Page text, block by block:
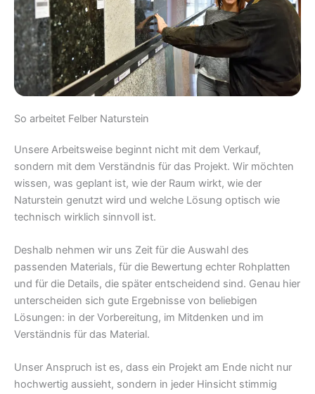
So arbeitet Felber Naturstein
Unsere Arbeitsweise beginnt nicht mit dem Verkauf,
sondern mit dem Verständnis für das Projekt. Wir möchten
wissen, was geplant ist, wie der Raum wirkt, wie der
Naturstein genutzt wird und welche Lösung optisch wie
technisch wirklich sinnvoll ist.
Deshalb nehmen wir uns Zeit für die Auswahl des
passenden Materials, für die Bewertung echter Rohplatten
und für die Details, die später entscheidend sind. Genau hier
unterscheiden sich gute Ergebnisse von beliebigen
Lösungen: in der Vorbereitung, im Mitdenken und im
Verständnis für das Material.
Unser Anspruch ist es, dass ein Projekt am Ende nicht nur
hochwertig aussieht, sondern in jeder Hinsicht stimmig